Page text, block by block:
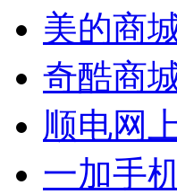
美的商
奇酷商
顺电网
一加手